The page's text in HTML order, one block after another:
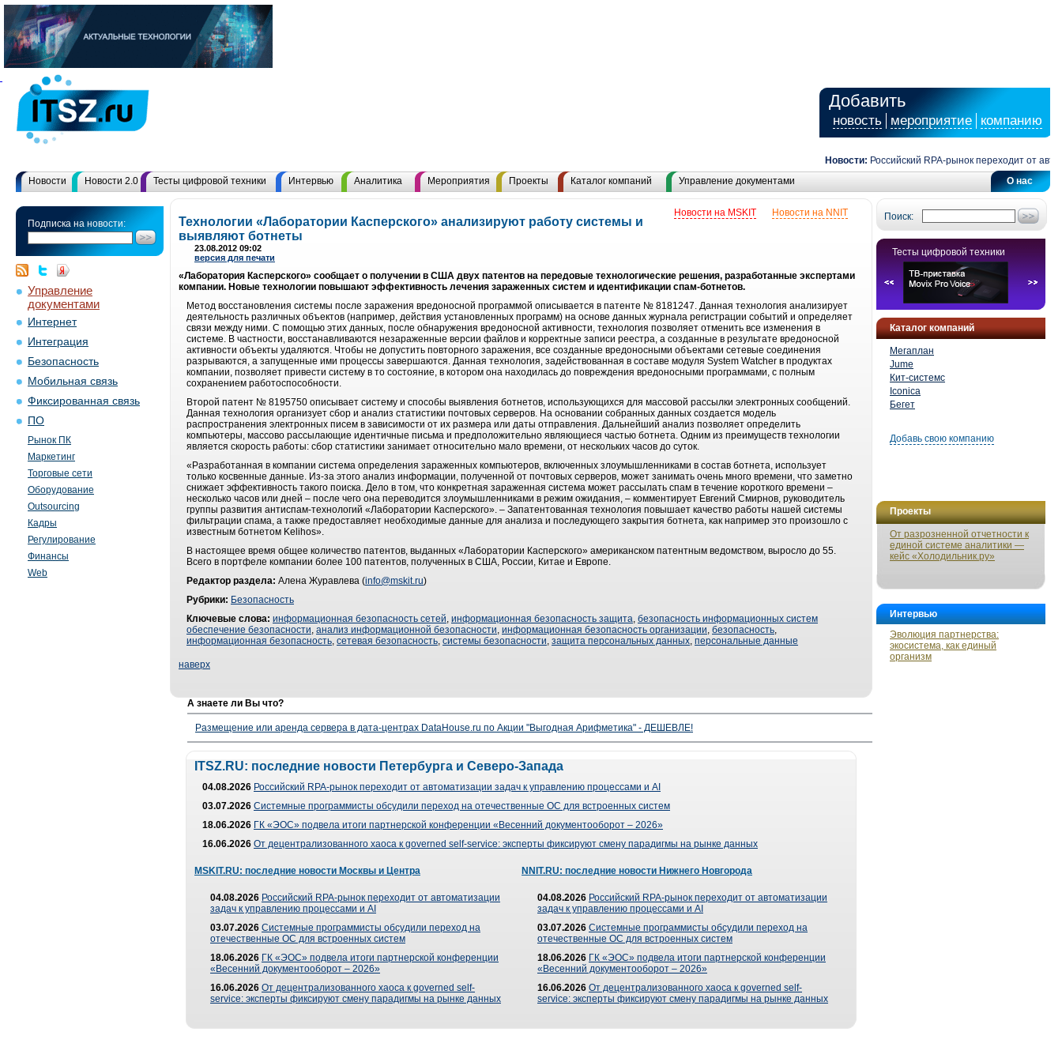
Добавить
новость мероприятие компанию
Новости: Российский RPA-рынок переходит от
О нас
Новости Новости 2.0 Тесты цифровой техники Интервью Аналитика Мероприятия Проекты Каталог компаний Управление документами
Подписка на новости:
Управление
документами
Интернет
Интеграция
Безопасность
Мобильная связь
Фиксированная связь
ПО
Рынок ПК
Маркетинг
Торговые сети
Оборудование
Outsourcing
Кадры
Регулирование
Финансы
Web
Поиск:
Тесты цифровой техники
Каталог компаний
Мегаплан
Jume
Кит-системс
Iconica
Бегет
Добавь свою компанию
Проекты
От разрозненной отчетности к
единой системе аналитики —
кейс «Холодильник.ру»
Интервью
Эволюция партнерства:
экосистема, как единый
организм
Новости на NNIT
Новости на MSKIT
Технологии «Лаборатории Касперского» анализируют работу системы и
выявляют ботнеты
23.08.2012 09:02
версия для печати
«Лаборатория Касперского» сообщает о получении в США двух патентов на передовые технологические решения, разработанные экспертами
компании. Новые технологии повышают эффективность лечения зараженных систем и идентификации спам-ботнетов.
Метод восстановления системы после заражения вредоносной программой описывается в патенте № 8181247. Данная технология анализирует
деятельность различных объектов (например, действия установленных программ) на основе данных журнала регистрации событий и определяет
связи между ними. С помощью этих данных, после обнаружения вредоносной активности, технология позволяет отменить все изменения в
системе. В частности, восстанавливаются незараженные версии файлов и корректные записи реестра, а созданные в результате вредоносной
активности объекты удаляются. Чтобы не допустить повторного заражения, все созданные вредоносными объектами сетевые соединения
разрываются, а запущенные ими процессы завершаются. Данная технология, задействованная в составе модуля System Watcher в продуктах
компании, позволяет привести систему в то состояние, в котором она находилась до повреждения вредоносными программами, с полным
сохранением работоспособности.
Второй патент № 8195750 описывает систему и способы выявления ботнетов, использующихся для массовой рассылки электронных сообщений.
Данная технология организует сбор и анализ статистики почтовых серверов. На основании собранных данных создается модель
распространения электронных писем в зависимости от их размера или даты отправления. Дальнейший анализ позволяет определить
компьютеры, массово рассылающие идентичные письма и предположительно являющиеся частью ботнета. Одним из преимуществ технологии
является скорость работы: cбор статистики занимает относительно мало времени, от нескольких часов до суток.
«Разработанная в компании система определения зараженных компьютеров, включенных злоумышленниками в состав ботнета, использует
только косвенные данные. Из-за этого анализ информации, полученной от почтовых серверов, может занимать очень много времени, что заметно
снижает эффективность такого поиска. Дело в том, что конкретная зараженная система может рассылать спам в течение короткого времени –
несколько часов или дней – после чего она переводится злоумышленниками в режим ожидания, – комментирует Евгений Смирнов, руководитель
группы развития антиспам-технологий «Лаборатории Касперского». – Запатентованная технология повышает качество работы нашей системы
фильтрации спама, а также предоставляет необходимые данные для анализа и последующего закрытия ботнета, как например это произошло с
известным ботнетом Kelihos».
В настоящее время общее количество патентов, выданных «Лаборатории Касперского» американском патентным ведомством, выросло до 55.
Всего в портфеле компании более 100 патентов, полученных в США, России, Китае и Европе.
Редактор раздела: Алена Журавлева (info@mskit.ru)
Рубрики: Безопасность
Ключевые слова: информационная безопасность сетей, информационная безопасность защита, безопасность информационных систем
обеспечение безопасности, анализ информационной безопасности, информационная безопасность организации, безопасность,
информационная безопасность, сетевая безопасность, системы безопасности, защита персональных данных, персональные данные
наверх
А знаете ли Вы что?
Размещение или аренда сервера в дата-центрах DataHouse.ru по Акции "Выгодная Арифметика" - ДЕШЕВЛЕ!
ITSZ.RU: последние новости Петербурга и Северо-Запада
04.08.2026 Российский RPA-рынок переходит от автоматизации задач к управлению процессами и AI
03.07.2026 Системные программисты обсудили переход на отечественные ОС для встроенных систем
18.06.2026 ГК «ЭОС» подвела итоги партнерской конференции «Весенний документооборот – 2026»
16.06.2026 От децентрализованного хаоса к governed self-service: эксперты фиксируют смену парадигмы на рынке данных
MSKIT.RU: последние новости Москвы и Центра
04.08.2026 Российский RPA-рынок переходит от автоматизации
задач к управлению процессами и AI
03.07.2026 Системные программисты обсудили переход на
отечественные ОС для встроенных систем
18.06.2026 ГК «ЭОС» подвела итоги партнерской конференции
«Весенний документооборот – 2026»
16.06.2026 От децентрализованного хаоса к governed self-
service: эксперты фиксируют смену парадигмы на рынке данных
NNIT.RU: последние новости Нижнего Новгорода
04.08.2026 Российский RPA-рынок переходит от автоматизации
задач к управлению процессами и AI
03.07.2026 Системные программисты обсудили переход на
отечественные ОС для встроенных систем
18.06.2026 ГК «ЭОС» подвела итоги партнерской конференции
«Весенний документооборот – 2026»
16.06.2026 От децентрализованного хаоса к governed self-
service: эксперты фиксируют смену парадигмы на рынке данных